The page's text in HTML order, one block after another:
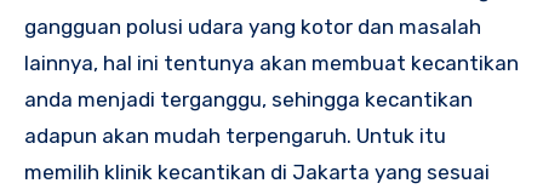
gangguan polusi udara yang kotor dan masalah
lainnya, hal ini tentunya akan membuat kecantikan
anda menjadi terganggu, sehingga kecantikan
adapun akan mudah terpengaruh. Untuk itu
memilih klinik kecantikan di Jakarta yang sesuai